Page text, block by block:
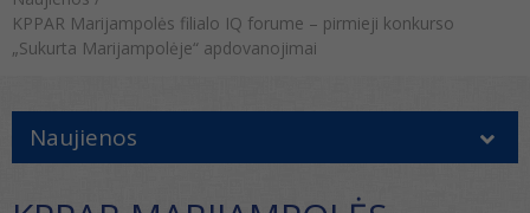
KPPAR Marijampolės filialo IQ forume – pirmieji konkurso
„Sukurta Marijampolėje“ apdovanojimai
Naujienos